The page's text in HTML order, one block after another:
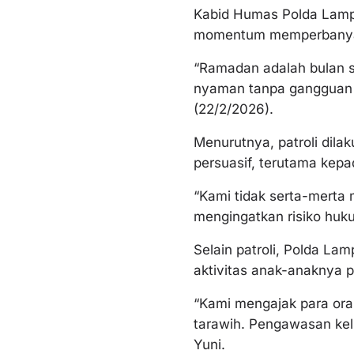
Kabid Humas Polda
momentum
“Ramadan adalah
nyaman tanpa
(22/2/2026).
Menurutnya, patroli
persuasif, terutama
“Kami tidak serta-merta
mengingatkan risiko
Selain patroli, Polda
aktivitas anak-anaknya
“Kami mengajak para
tarawih. Pengawasan
Yuni.